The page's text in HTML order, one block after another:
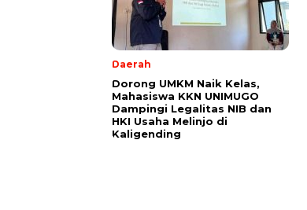
Daerah
Dorong UMKM Naik Kelas,
Mahasiswa KKN UNIMUGO
Dampingi Legalitas NIB dan
HKI Usaha Melinjo di
Kaligending